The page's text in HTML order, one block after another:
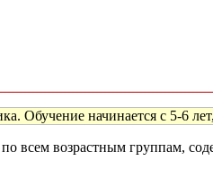
Обучение начинается с 5-6
всем возрастным группам,